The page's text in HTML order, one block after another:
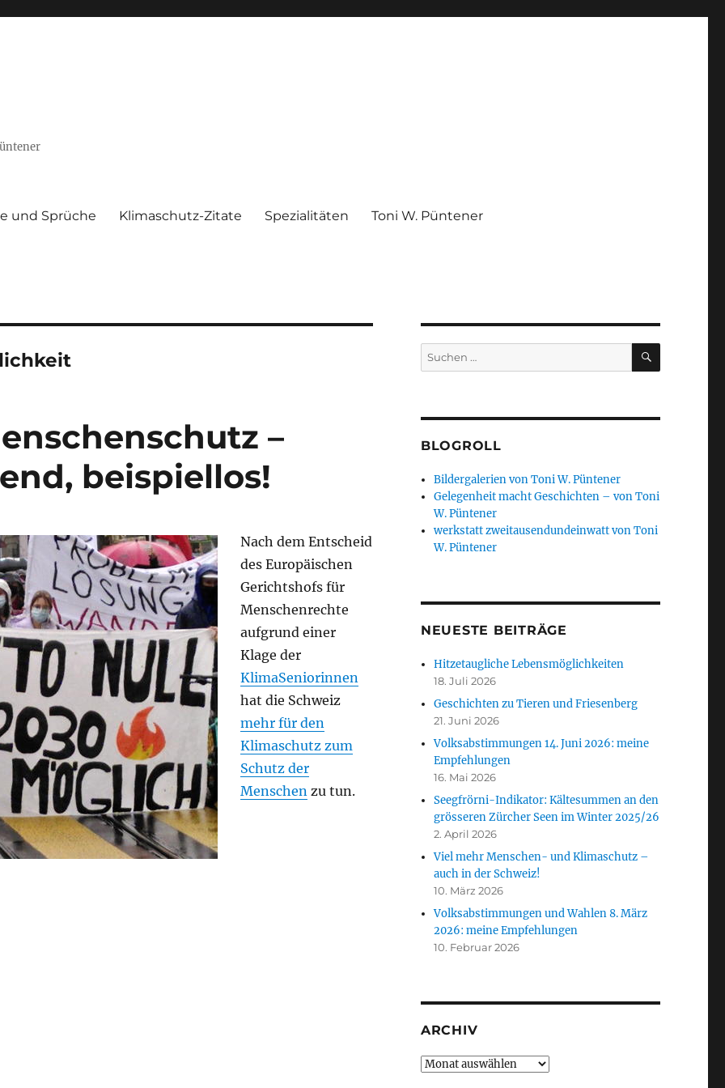
und Sprüche Klimaschutz-Zitate Spezialitäten Toni W. Püntener
–
beispiellos!
Nach dem Entscheid
des Europäischen
Gerichtshofs für
Menschenrechte
aufgrund einer
Klage der
KlimaSeniorinnen
hat die Schweiz
mehr für den
Klimaschutz zum
Schutz der
Menschenzu tun.
– schnell, weitreichend, beispiellos!“
Suchen
nach:
SUCHEN
BLOGROLL
Bildergalerien von Toni W. Püntener
Gelegenheit macht Geschichten – von Toni
W. Püntener
werkstatt zweitausendundeinwatt von Toni
W. Püntener
NEUESTE BEITRÄGE
Hitzetaugliche Lebensmöglichkeiten
18. Juli 2026
Geschichten zu Tieren und Friesenberg
21. Juni 2026
Volksabstimmungen 14. Juni 2026: meine
Empfehlungen
16. Mai 2026
Seegfrörni-Indikator: Kältesummen an den
grösseren Zürcher Seen im Winter 2025/26
2. April 2026
Viel mehr Menschen- und Klimaschutz –
auch in der Schweiz!
10. März 2026
Volksabstimmungen und Wahlen 8. März
2026: meine Empfehlungen
10. Februar 2026
ARCHIV
Archiv